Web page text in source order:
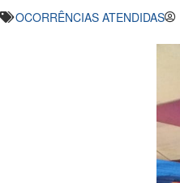
OCORRÊNCIAS ATENDIDAS